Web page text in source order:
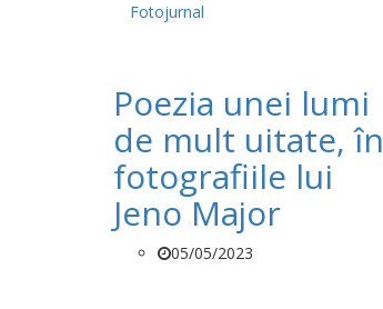
Fotojurnal
Poezia unei lumi
de mult uitate, în
fotografiile lui
Jeno Major
05/05/2023